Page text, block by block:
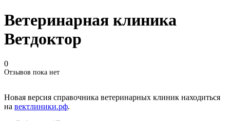
Ветеринарная клиника
Ветдоктор
0
Отзывов пока нет
Новая версия справочника ветеринарных клиник находиться
на вектлиники.рф.